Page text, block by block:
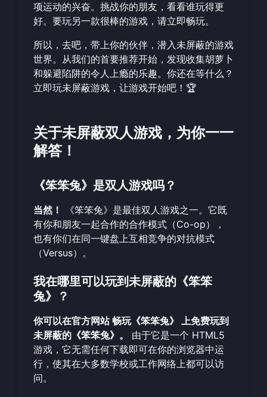
项运动的兴奋。挑战你的朋友，看看谁玩得更
好。要玩另一款很棒的游戏，请立即畅玩。
所以，去吧，带上你的伙伴，潜入未屏蔽的游戏
世界。从我们的首要推荐开始，发现收集胡萝卜
和躲避陷阱的令人上瘾的乐趣。你还在等什么？
立即玩未屏蔽游戏 ，让游戏开始吧！🏆
关于未屏蔽双人游戏，为你一一
解答！
《笨笨兔》是双人游戏吗？
当然！
《笨笨兔》是最佳双人游戏之一。它既
有你和朋友一起合作的合作模式（Co-op），
也有你们在同一键盘上互相竞争的对抗模式
（Versus）。
我在哪里可以玩到未屏蔽的《笨笨
兔》？
你可以在官方网站畅玩《笨笨兔》 上免费玩到
未屏蔽的《笨笨兔》。
由于它是一个 HTML5
游戏，它无需任何下载即可在你的浏览器中运
行，使其在大多数学校或工作网络上都可以访
问。